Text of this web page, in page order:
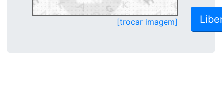
[trocar imagem]